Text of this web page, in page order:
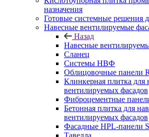
назначения
Готовые системные решения
Навесные вентилируемые
Назад
Навесные
Сланец
Системы НВФ
Облицовочные панели
Клинкерная плитка для
вентилируемых фасадов
Фиброцементные
Бетонная плитка для
вентилируемых фасадов
Фасадные HPL-панели
Тавелла